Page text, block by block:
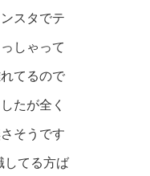
スタでテ
しゃって
てるので
たが全く
そうです
してる方ば